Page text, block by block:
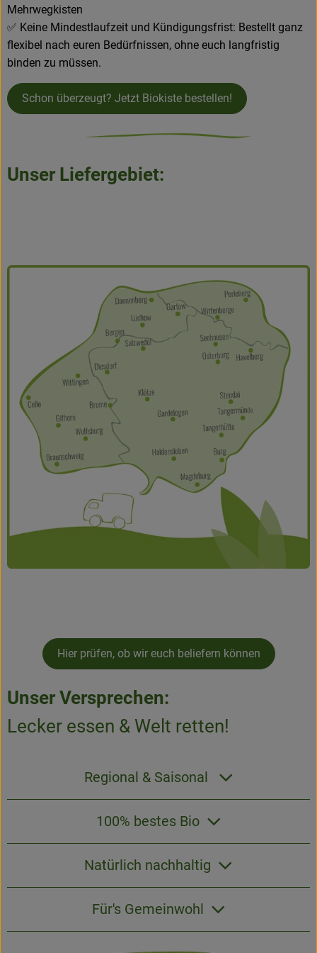
Mehrwegkisten
✅ Keine Mindestlaufzeit und Kündigungsfrist: Bestellt ganz
flexibel nach euren Bedürfnissen, ohne euch langfristig
binden zu müssen.
Schon überzeugt? Jetzt Biokiste bestellen!
Unser Liefergebiet:
Hier prüfen, ob wir euch beliefern können
Unser Versprechen:
Lecker essen & Welt retten!
Regional & Saisonal
100% bestes Bio
Natürlich nachhaltig
Für's Gemeinwohl